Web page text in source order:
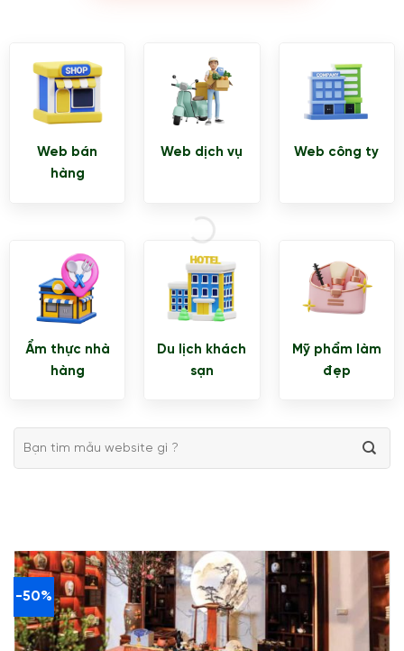
Web bán
hàng
Web dịch vụ Web công ty
Ẩm thực nhà
hàng
Du lịch khách
sạn
Mỹ phẩm làm
đẹp
kiếm:
-50%